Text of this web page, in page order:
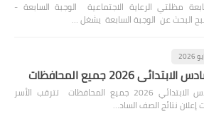
مظلتي الرعاية الاجتماعية الوجبة السابعة -
البحث عن الوجبة السابعة يشغل …
2026 جميع المحافظات
نتائج السادس الابتدائي 2026 جميع المحافظات تترقب الأسر
نتائج الصف الساد…